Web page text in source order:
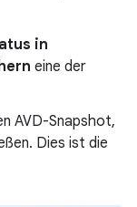
in
eine der
AVD-Snapshot,
Dies ist die